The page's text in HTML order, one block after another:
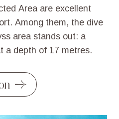
Area are excellent
Among them, the dive
area stands out: a
a depth of 17 metres.